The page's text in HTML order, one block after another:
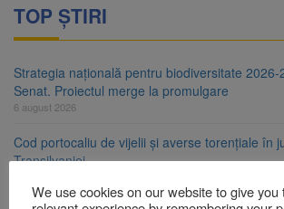
TOP ȘTIRI
Strategia națională pentru biodiversitate
Senat. Proiectul merge la promulgare
6 august 2026
Cod portocaliu de vijelii și averse torențiale în
Transilvaniei
We use cookies on our website to give you